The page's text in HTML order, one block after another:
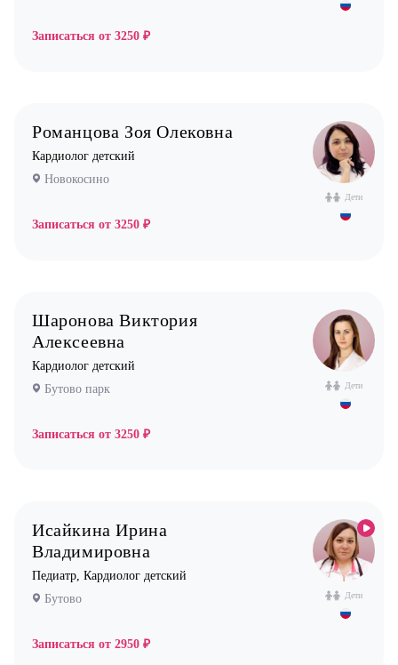
Записаться от 3250 ₽
Дети
Романцова Зоя Олековна
Кардиолог детский
Новокосино
Записаться от 3250 ₽
Дети
Шаронова Виктория
Алексеевна
Кардиолог детский
Бутово парк
Записаться от 3250 ₽
Дети
Исайкина Ирина
Владимировна
Педиатр, Кардиолог детский
Бутово
Записаться от 2950 ₽